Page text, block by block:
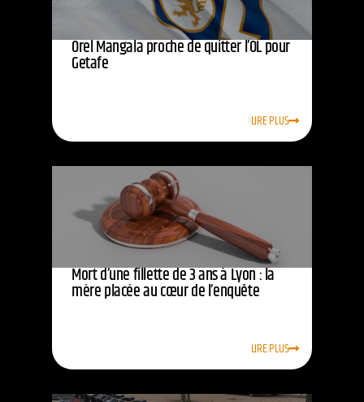
Orel Mangala proche de quitter l’OL pour
Getafe
LIRE PLUS
Mort d’une fillette de 3 ans à Lyon : la
mère placée au cœur de l’enquête
LIRE PLUS